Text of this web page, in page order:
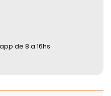
de 8 a 16hs